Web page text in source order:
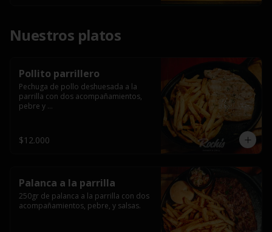
Nuestros platos
Pollito parrillero
Pechuga de pollo deshuesada a la
parrilla con dos acompañamientos,
pebre y
$12.000
Palanca a la parrilla
250gr de palanca a la parrilla con dos
acompañamientos, pebre, y salsas.